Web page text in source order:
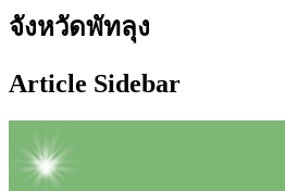
จังหวัดพัทลุง
Article Sidebar